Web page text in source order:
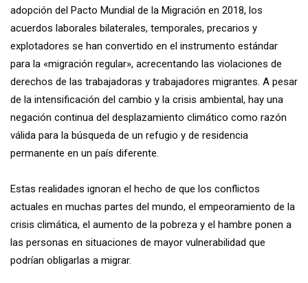
adopción del Pacto Mundial de la Migración en 2018, los
acuerdos laborales bilaterales, temporales, precarios y
explotadores se han convertido en el instrumento estándar
para la «migración regular», acrecentando las violaciones de
derechos de las trabajadoras y trabajadores migrantes. A pesar
de la intensificación del cambio y la crisis ambiental, hay una
negación continua del desplazamiento climático como razón
válida para la búsqueda de un refugio y de residencia
permanente en un país diferente.
Estas realidades ignoran el hecho de que los conflictos
actuales en muchas partes del mundo, el empeoramiento de la
crisis climática, el aumento de la pobreza y el hambre ponen a
las personas en situaciones de mayor vulnerabilidad que
podrían obligarlas a migrar.